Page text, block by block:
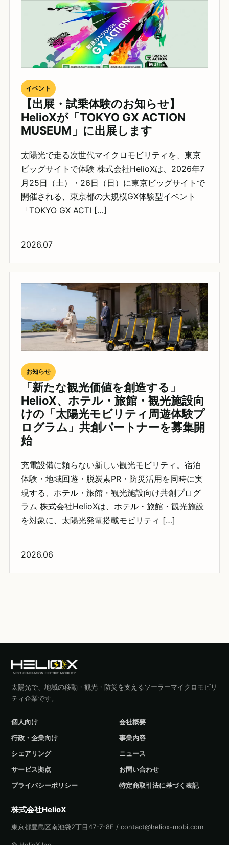
イベント
【出展・試乗体験のお知らせ】
HelioXが「TOKYO GX ACTION
MUSEUM」に出展します
太陽光で走る次世代マイクロモビリティを、東京
ビッグサイトで体験 株式会社HelioXは、2026年7
月25日（土）・26日（日）に東京ビッグサイトで
開催される、東京都の大規模GX体験型イベント
「TOKYO GX ACTI […]
2026.07
お知らせ
「新たな観光価値を創造する」
HelioX、ホテル・旅館・観光施設向
けの「太陽光モビリティ周遊体験プ
ログラム」共創パートナーを募集開
始
充電設備に頼らない新しい観光モビリティ。宿泊
体験・地域回遊・脱炭素PR・防災活用を同時に実
現する、ホテル・旅館・観光施設向け共創プログ
ラム 株式会社HelioXは、ホテル・旅館・観光施設
を対象に、太陽光発電搭載モビリティ […]
2026.06
太陽光で、地域の移動・観光・防災を支えるソーラーマイクロモビリ
ティ企業です。
個人向け
会社概要
行政・企業向け
事業内容
シェアリング
ニュース
サービス拠点
お問い合わせ
プライバシーポリシー
特定商取引法に基づく表記
株式会社HelioX
東京都豊島区南池袋2丁目47-7-8F / contact@heliox-mobi.com